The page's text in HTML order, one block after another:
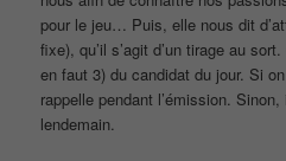
pour le jeu… Puis, elle nous dit
fixe), qu’il s’agit d’un tirage au
en faut 3) du candidat du jour. Si
rappelle pendant l’émission.
lendemain.